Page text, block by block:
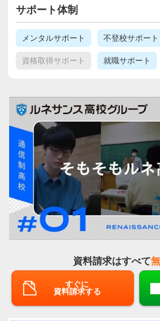
サポート体制
メンタルサポート 不登校サポート
資格取得サポート 就職サポート
資料請求はすべて
すぐに
資料請求する